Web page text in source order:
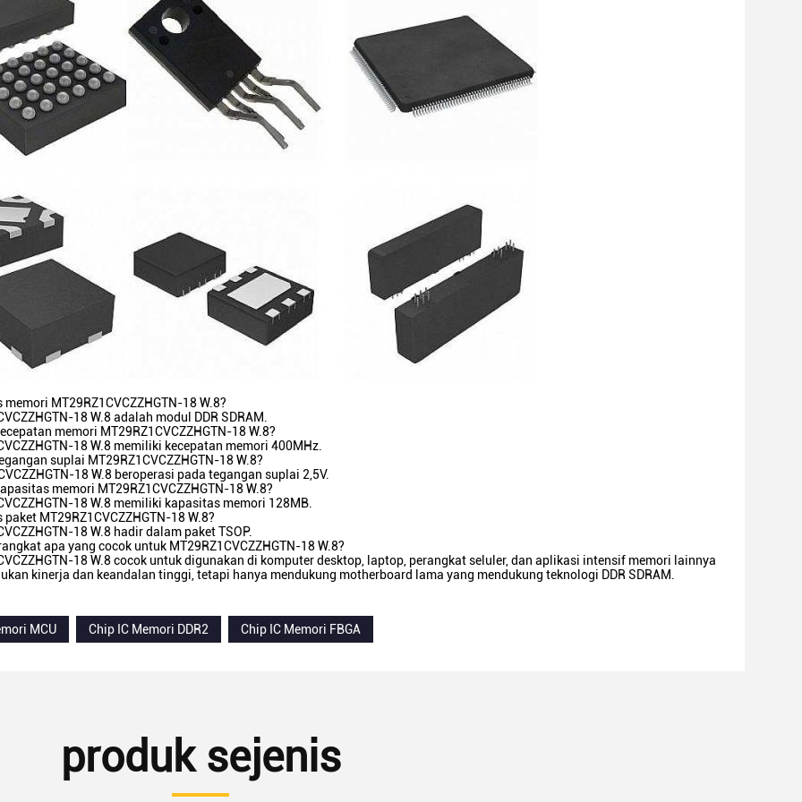
memori MT29RZ1CVCZZHGTN-18 W.8?
18 W.8 adalah modul DDR SDRAM.
memori MT29RZ1CVCZZHGTN-18 W.8?
18 W.8 memiliki kecepatan memori 400MHz.
suplai MT29RZ1CVCZZHGTN-18 W.8?
18 W.8 beroperasi pada tegangan suplai 2,5V.
memori MT29RZ1CVCZZHGTN-18 W.8?
18 W.8 memiliki kapasitas memori 128MB.
paket MT29RZ1CVCZZHGTN-18 W.8?
18 W.8 hadir dalam paket TSOP.
apa yang cocok untuk MT29RZ1CVCZZHGTN-18 W.8?
18 W.8 cocok untuk digunakan di komputer desktop, laptop, perangkat seluler, dan aplikasi intensif memori lainnya
kinerja dan keandalan tinggi, tetapi hanya mendukung motherboard lama yang mendukung teknologi DDR SDRAM.
MCU Chip IC Memori DDR2 Chip IC Memori FBGA
produk sejenis